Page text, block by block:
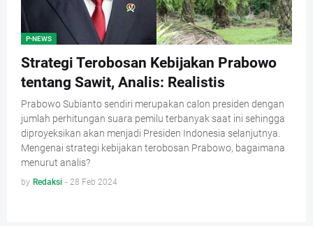
P-NEWS
Strategi Terobosan Kebijakan Prabowo
tentang Sawit, Analis: Realistis
Prabowo Subianto sendiri merupakan calon presiden dengan
jumlah perhitungan suara pemilu terbanyak saat ini sehingga
diproyeksikan akan menjadi Presiden Indonesia selanjutnya.
Mengenai strategi kebijakan terobosan Prabowo, bagaimana
menurut analis?
by Redaksi - 28 Feb 2024